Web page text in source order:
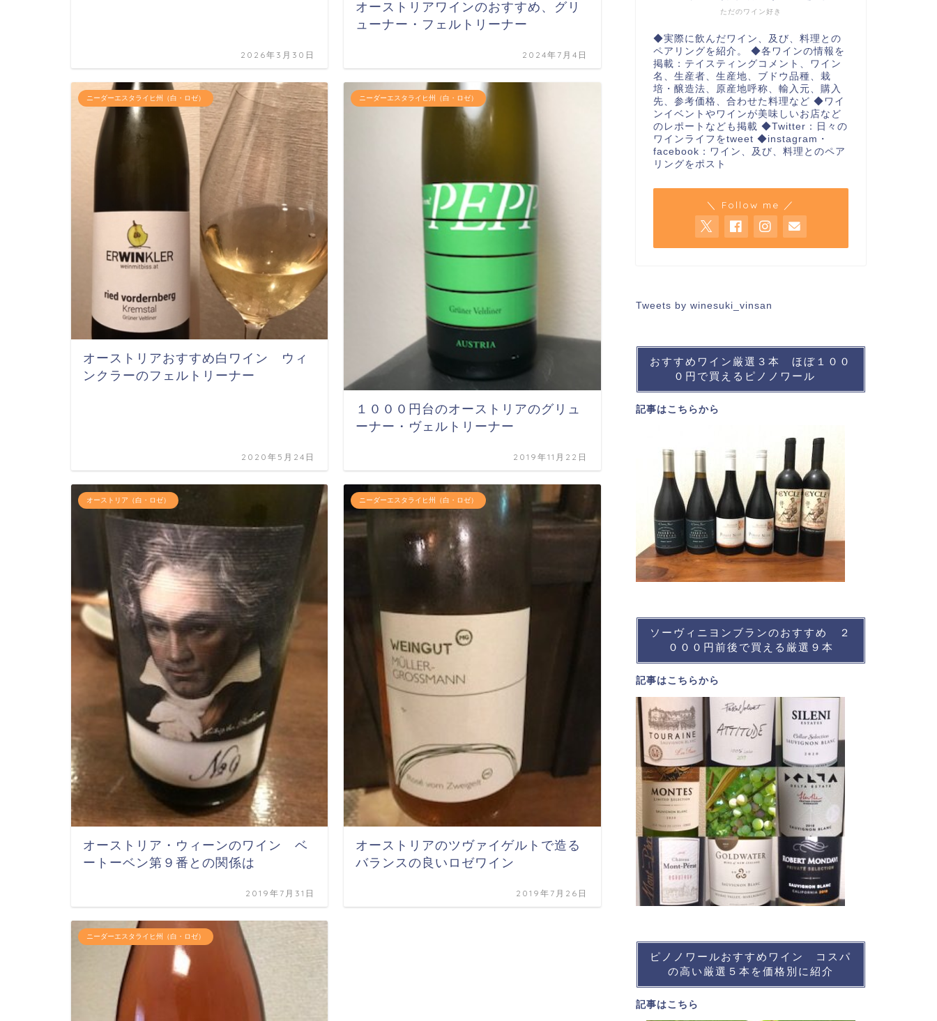
2026年3月30日
オーストリアワインのおすすめ、グリ
ューナー・フェルトリーナー
2024年7月4日
ニーダーエスタライヒ州（白・ロゼ）
オーストリアおすすめ白ワイン ウィ
ンクラーのフェルトリーナー
2020年5月24日
ニーダーエスタライヒ州（白・ロゼ）
１０００円台のオーストリアのグリュ
ーナー・ヴェルトリーナー
2019年11月22日
オーストリア（白・ロゼ）
オーストリア・ウィーンのワイン ベ
ートーベン第９番との関係は
2019年7月31日
ニーダーエスタライヒ州（白・ロゼ）
オーストリアのツヴァイゲルトで造る
バランスの良いロゼワイン
2019年7月26日
ニーダーエスタライヒ州（白・ロゼ）
ただのワイン好き
◆実際に飲んだワイン、及び、料理との
ペアリングを紹介。 ◆各ワインの情報を
掲載：テイスティングコメント、ワイン
名、生産者、生産地、ブドウ品種、栽
培・醸造法、原産地呼称、輸入元、購入
先、参考価格、合わせた料理など ◆ワイ
ンイベントやワインが美味しいお店など
のレポートなども掲載 ◆Twitter：日々の
ワインライフをtweet ◆instagram・
facebook：ワイン、及び、料理とのペア
リングをポスト
＼ Follow me ／
Tweets by winesuki_vinsan
おすすめワイン厳選３本 ほぼ１００
０円で買えるピノノワール
記事はこちらから
ソーヴィニヨンブランのおすすめ ２
０００円前後で買える厳選９本
記事はこちらから
ピノノワールおすすめワイン コスパ
の高い厳選５本を価格別に紹介
記事はこちら